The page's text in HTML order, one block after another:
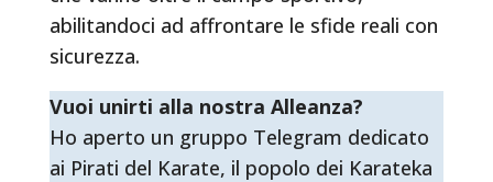
abilitandoci ad affrontare le sfide reali con
sicurezza.
Vuoi unirti alla nostra Alleanza?
Ho aperto un gruppo Telegram dedicato
ai Pirati del Karate, il popolo dei Karateka